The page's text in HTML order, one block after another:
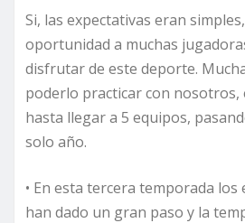
Si, las expectativas eran
oportunidad a muchas
disfrutar de este deporte.
poderlo practicar con nosotros,
hasta llegar a 5 equipos,
solo año.
• En esta tercera temporada
han dado un gran paso y la